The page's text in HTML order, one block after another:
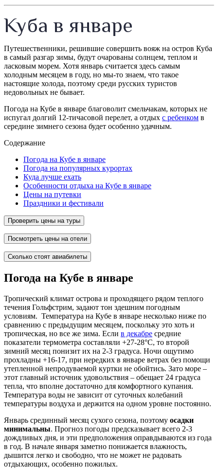
Куба в январе
Путешественники, решившие совершить вояж на остров Куба
в самый разгар зимы, будут очарованы солнцем, теплом и
ласковым морем. Хотя январь считается здесь самым
холодным месяцем в году, но мы-то знаем, что такое
настоящие холода, поэтому среди русских туристов
недовольных не бывает.
Погода на Кубе в январе благоволит смельчакам, которых не
испугал долгий 12-тичасовой перелет, а отдых с ребенком в
середине зимнего сезона будет особенно удачным.
Содержание
Погода на Кубе в январе
Погода на популярных курортах
Куда лучше ехать
Особенности отдыха на Кубе в январе
Цены на путевки
Праздники и фестивали
Проверить цены на туры
Посмотреть цены на отели
Сколько стоят авиабилеты
Погода на Кубе в январе
Тропический климат острова и проходящего рядом теплого
течения Гольфстрим, задают тон здешним погодным
условиям. Температура на Кубе в январе несколько ниже по
сравнению с предыдущим месяцем, поскольку это хоть и
тропическая, но все же зима. Если в декабре средние
показатели термометра составляли +27-28°C, то второй
зимний месяц понизит их на 2-3 градуса. Ночи ощутимо
прохладны +16-17, при нередких в январе ветрах без помощи
утепленной непродуваемой куртки не обойтись. Зато море –
этот главный источник удовольствия – обещает 24 градуса
тепла, что вполне достаточно для комфортного купания.
Температура воды не зависит от суточных колебаний
температуры воздуха и держится на одном уровне постоянно.
Январь срединный месяц сухого сезона, поэтому осадки
минимальны. Прогноз погоды предсказывает всего 2-3
дождливых дня, и эти предположения оправдываются из года
в год. В начале января заметно понижается влажность,
дышится легко и свободно, что не может не радовать
отдыхающих, особенно пожилых.